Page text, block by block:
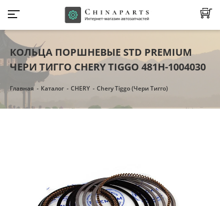
КОЛЬЦА ПОРШНЕВЫЕ STD PREMIUM
ЧЕРИ ТИГГО CHERY TIGGO 481H-1004030
Главная Каталог CHERY Chery Tiggo (Чери Тигго)